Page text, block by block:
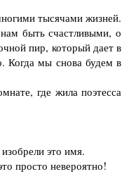
тысячами жизней.
быть счастливыми, о
пир, который дает в
Когда мы снова будем в
где жила поэтесса
это имя.
просто невероятно!